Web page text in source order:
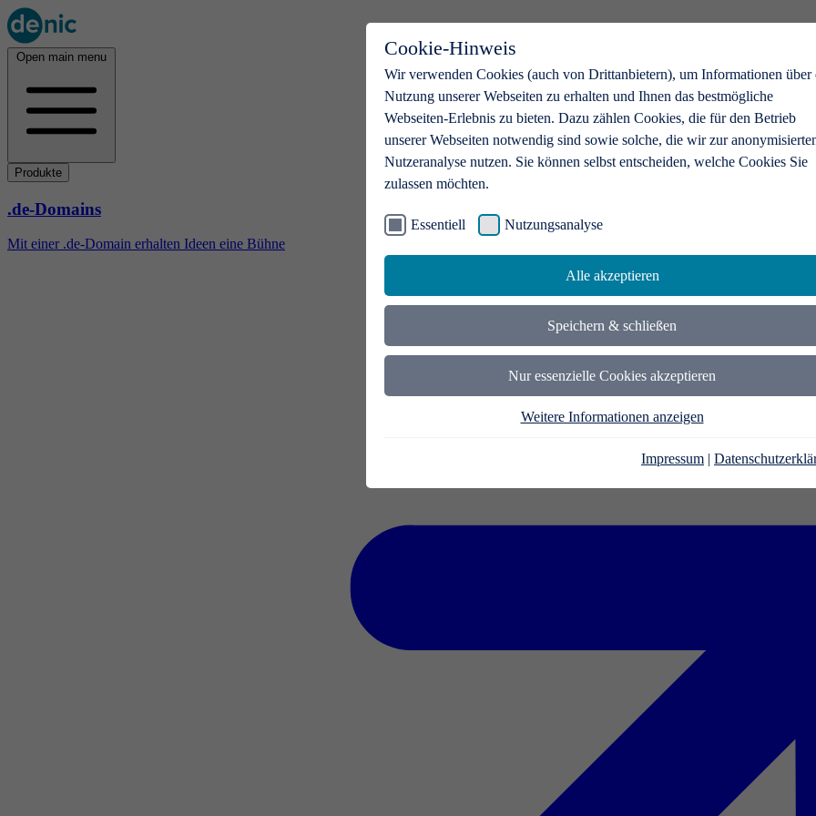
Cookie-Hinweis
Wir verwenden Cookies (auch von Drittanbietern), um Informationen über
Nutzung unserer Webseiten zu erhalten und Ihnen das bestmögliche
Webseiten-Erlebnis zu bieten. Dazu zählen Cookies, die für den Betrieb
unserer Webseiten notwendig sind sowie solche, die wir zur
Nutzeranalyse nutzen. Sie können selbst entscheiden, welche Cookies Sie
zulassen möchten.
Essentiell Nutzungsanalyse
Alle akzeptieren
Speichern & schließen
Nur essenzielle Cookies akzeptieren
Weitere Informationen anzeigen
Impressum |
Open main menu
Produkte
.de-Domains
Mit einer .de-Domain erhalten Ideen eine Bühne